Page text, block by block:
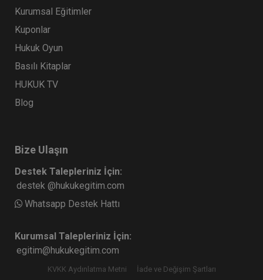
Kurumsal Eğitimler
Kuponlar
Hukuk Oyun
Basılı Kitaplar
HUKUK TV
Blog
Bize Ulaşın
Destek Talepleriniz İçin:
destek @hukukegitim.com
Whatsapp Destek Hattı
Kurumsal Talepleriniz İçin:
egitim@hukukegitim.com
KVKK Aydınlatma Metni İade ve Değişim Şartları